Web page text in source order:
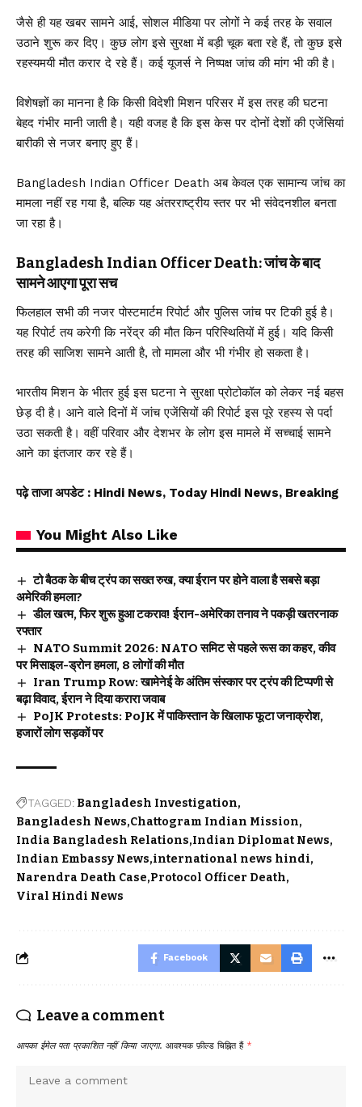
जैसे ही यह खबर सामने आई, सोशल मीडिया पर लोगों ने कई तरह के सवाल
उठाने शुरू कर दिए। कुछ लोग इसे सुरक्षा में बड़ी चूक बता रहे हैं, तो कुछ इसे
रहस्यमयी मौत करार दे रहे हैं। कई यूजर्स ने निष्पक्ष जांच की मांग भी की है।
विशेषज्ञों का मानना है कि किसी विदेशी मिशन परिसर में इस तरह की घटना
बेहद गंभीर मानी जाती है। यही वजह है कि इस केस पर दोनों देशों की एजेंसियां
बारीकी से नजर बनाए हुए हैं।
Bangladesh Indian Officer Death अब केवल एक सामान्य जांच का
मामला नहीं रह गया है, बल्कि यह अंतरराष्ट्रीय स्तर पर भी संवेदनशील बनता
जा रहा है।
Bangladesh Indian Officer Death: जांच के बाद
सामने आएगा पूरा सच
फिलहाल सभी की नजर पोस्टमार्टम रिपोर्ट और पुलिस जांच पर टिकी हुई है।
यह रिपोर्ट तय करेगी कि नरेंद्र की मौत किन परिस्थितियों में हुई। यदि किसी
तरह की साजिश सामने आती है, तो मामला और भी गंभीर हो सकता है।
भारतीय मिशन के भीतर हुई इस घटना ने सुरक्षा प्रोटोकॉल को लेकर नई बहस
छेड़ दी है। आने वाले दिनों में जांच एजेंसियों की रिपोर्ट इस पूरे रहस्य से पर्दा
उठा सकती है। वहीं परिवार और देशभर के लोग इस मामले में सच्चाई सामने
आने का इंतजार कर रहे हैं।
पढ़े ताजा अपडेट : Hindi News, Today Hindi News, Breaking
You Might Also Like
टो बैठक के बीच ट्रंप का सख्त रुख, क्या ईरान पर होने वाला है सबसे बड़ा
अमेरिकी हमला?
डील खत्म, फिर शुरू हुआ टकराव! ईरान-अमेरिका तनाव ने पकड़ी खतरनाक
रफ्तार
NATO Summit 2026: NATO समिट से पहले रूस का कहर, कीव
पर मिसाइल-ड्रोन हमला, 8 लोगों की मौत
Iran Trump Row: खामेनेई के अंतिम संस्कार पर ट्रंप की टिप्पणी से
बढ़ा विवाद, ईरान ने दिया करारा जवाब
PoJK Protests: PoJK में पाकिस्तान के खिलाफ फूटा जनाक्रोश,
हजारों लोग सड़कों पर
TAGGED: Bangladesh Investigation
Bangladesh News Chattogram Indian Mission
India Bangladesh Relations Indian Diplomat News
Indian Embassy News international news hindi
Narendra Death Case Protocol Officer Death
Viral Hindi News
Facebook
Leave a comment
आपका ईमेल पता प्रकाशित नहीं किया जाएगा. आवश्यक फ़ील्ड चिह्नित हैं *